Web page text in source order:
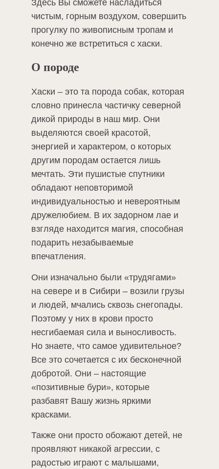
Здесь Вы сможете насладиться
чистым, горным воздухом, совершить
прогулку по живописным тропам и
конечно же встретиться с хаски.
О породе
Хаски – это та порода собак, которая
словно принесла частичку северной
дикой природы в наш мир. Они
выделяются своей красотой,
энергией и характером, о которых
другим породам остается лишь
мечтать. Эти пушистые спутники
обладают неповторимой
индивидуальностью и невероятным
дружелюбием. В их задорном лае и
взгляде находится магия, способная
подарить незабываемые
впечатления.
Они изначально были «трудягами»
на севере и в Сибири – возили грузы
и людей, мчались сквозь снегопады.
Поэтому у них в крови просто
несгибаемая сила и выносливость.
Но знаете, что самое удивительное?
Все это сочетается с их бесконечной
добротой. Они – настоящие
«позитивные бури», которые
разбавят Вашу жизнь яркими
красками.
Также они просто обожают детей, не
проявляют никакой агрессии, с
радостью играют с малышами,